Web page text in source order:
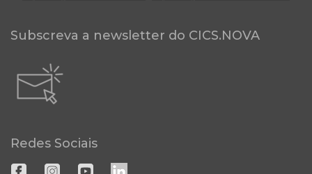
Subscreva a newsletter do CICS.NOVA
Redes Sociais